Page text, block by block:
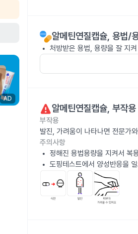
AD
알메틴연질캡슐, 용법/
처방받은 용법, 용량을 잘 지
알메틴연질캡슐, 부작
부작용
발진, 가려움이 나타나면 전문가
주의사항
정해진 용법용량을 지켜서 복
도핑테스트에서 양성반응을